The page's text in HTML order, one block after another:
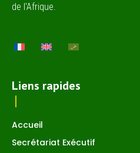
de l'Afrique.
Liens rapides
Accueil
Secrétariat Exécutif